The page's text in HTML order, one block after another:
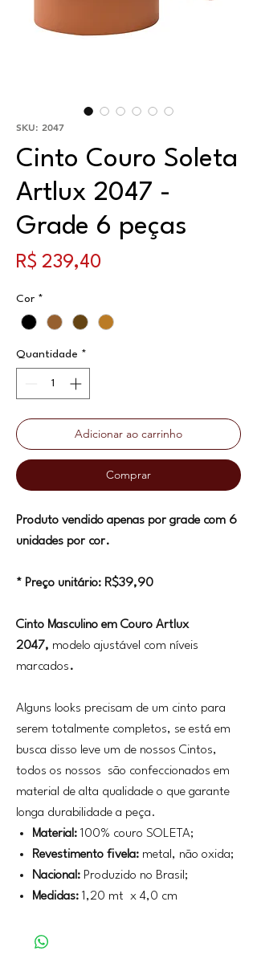
SKU: 2047
Cinto Couro Soleta
Artlux 2047 -
Grade 6 peças
R$ 239,40
Cor *
Quantidade *
Adicionar ao carrinho
Comprar
Produto vendido apenas por grade com 6
unidades por cor.
* Preço unitário: R$39,90
Cinto Masculino em Couro Artlux
2047, modelo ajustável com níveis
marcados.
Alguns looks precisam de um cinto para
serem totalmente completos, se está em
busca disso leve um de nossos Cintos,
todos os nossos são confeccionados em
material de alta qualidade o que garante
longa durabilidade a peça.
Material: 100% couro SOLETA;
Revestimento fivela: metal, não oxida;
Nacional: Produzido no Brasil;
Medidas: 1,20 mt x 4,0 cm